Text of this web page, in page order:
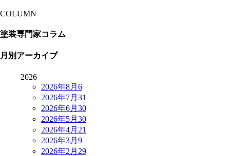
COLUMN
塗装専門家コラム
月別アーカイブ
2026
2026年8月 6
2026年7月 31
2026年6月 30
2026年5月 30
2026年4月 21
2026年3月 9
2026年2月 29